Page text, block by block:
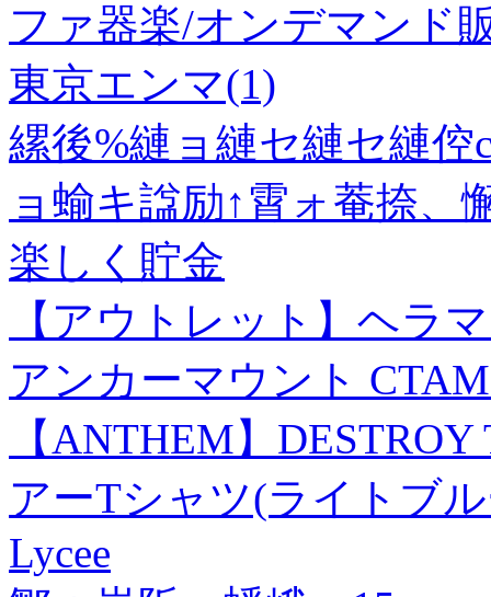
ファ器楽/オンデマンド
東京エンマ(1)
縲後%縺ョ縺セ縺セ縺
ョ蝓キ諡励↑霄ォ菴捺、
楽しく貯金
【アウトレット】ヘラ
アンカーマウント
【ANTHEM】
アーTシャツ(ライトブ
Lycee